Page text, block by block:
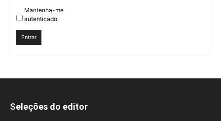
Mantenha-me
autenticado
Entrar
Seleções do editor